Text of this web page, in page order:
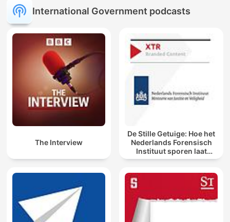
International Government podcasts
The Interview
De Stille Getuige: Hoe het
Nederlands Forensisch
Instituut sporen laat
spreken